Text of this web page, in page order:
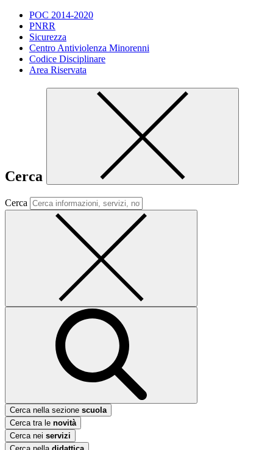
POC 2014-2020
PNRR
Sicurezza
Centro Antiviolenza Minorenni
Codice Disciplinare
Area Riservata
Cerca
Cerca
Cerca nella sezione scuola
Cerca tra le novità
Cerca nei servizi